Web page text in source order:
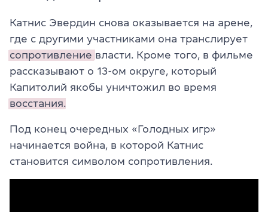
Катнис Эвердин снова оказывается на арене,
где с другими участниками она транслирует
сопротивление власти. Кроме того, в фильме
рассказывают о 13-ом округе, который
Капитолий якобы уничтожил во время
восстания.
Под конец очередных «Голодных игр»
начинается война, в которой Катнис
становится символом сопротивления.